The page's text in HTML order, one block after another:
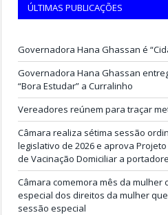
ÚLTIMAS PUBLICAÇÕES
Governadora Hana Ghassan é
Governadora Hana Ghassan
“Bora Estudar” a Curralinho
Vereadores reúnem para traçar
Câmara realiza sétima sessão
legislativo de 2026 e aprova
de Vacinação Domiciliar a
Câmara comemora mês da mulher
especial dos direitos da mulher
sessão especial